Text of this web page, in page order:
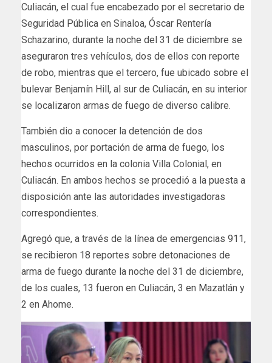
Culiacán, el cual fue encabezado por el secretario de
Seguridad Pública en Sinaloa, Óscar Rentería
Schazarino, durante la noche del 31 de diciembre se
aseguraron tres vehículos, dos de ellos con reporte
de robo, mientras que el tercero, fue ubicado sobre el
bulevar Benjamín Hill, al sur de Culiacán, en su interior
se localizaron armas de fuego de diverso calibre.
También dio a conocer la detención de dos
masculinos, por portación de arma de fuego, los
hechos ocurridos en la colonia Villa Colonial, en
Culiacán. En ambos hechos se procedió a la puesta a
disposición ante las autoridades investigadoras
correspondientes.
Agregó que, a través de la línea de emergencias 911,
se recibieron 18 reportes sobre detonaciones de
arma de fuego durante la noche del 31 de diciembre,
de los cuales, 13 fueron en Culiacán, 3 en Mazatlán y
2 en Ahome.